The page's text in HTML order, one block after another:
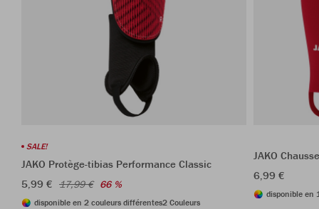
SALE!
JAKO Protège-tibias Performance Classic
5,99 € 17,99 € 66 %
disponible en 2 couleurs différentes2 Couleurs
JAKO
6,99 €
disponible en